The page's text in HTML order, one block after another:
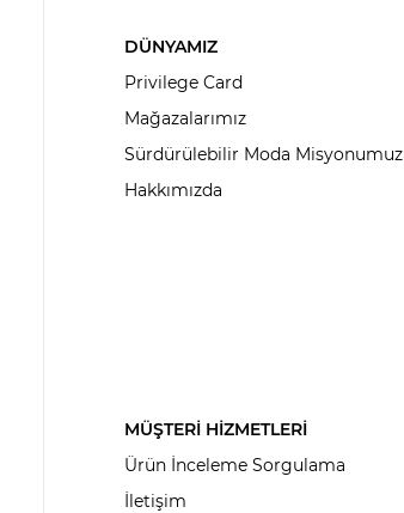
DÜNYAMIZ
Privilege Card
Mağazalarımız
Sürdürülebilir Moda Misyonumuz
Hakkımızda
MÜŞTERİ HİZMETLERİ
Ürün İnceleme Sorgulama
İletişim